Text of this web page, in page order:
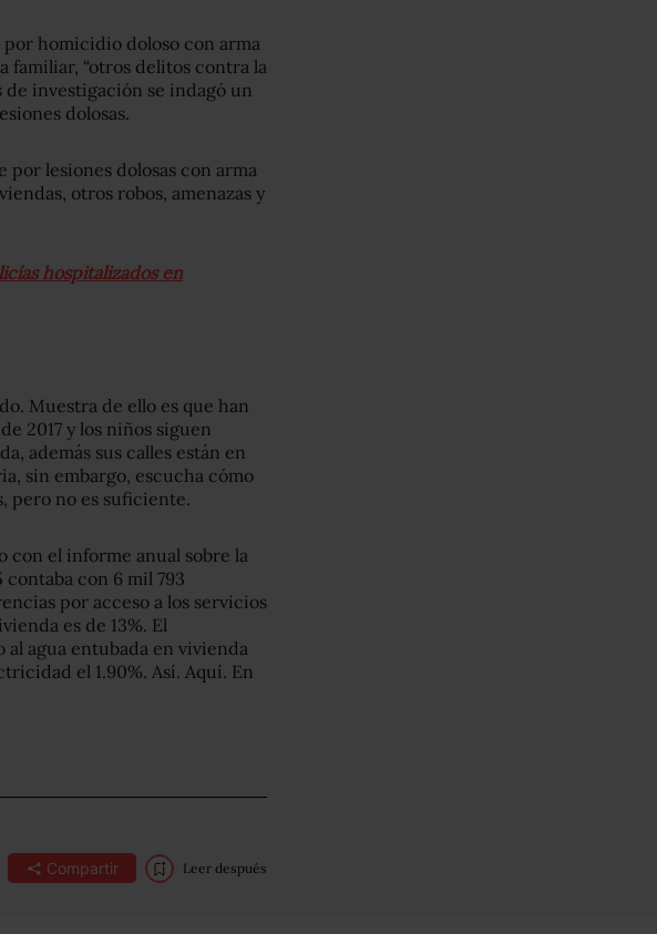
homicidio doloso con arma
familiar, “otros delitos contra la
de investigación se indagó un
dolosas.
lesiones dolosas con arma
otros robos, amenazas y
hospitalizados en
Muestra de ello es que han
2017 y los niños siguen
además sus calles están en
sin embargo, escucha cómo
pero no es suficiente.
con el informe anual sobre la
contaba con 6 mil 793
por acceso a los servicios
es de 13%. El
al agua entubada en vivienda
el 1.90%. Así. Aquí. En
Compartir Leer después